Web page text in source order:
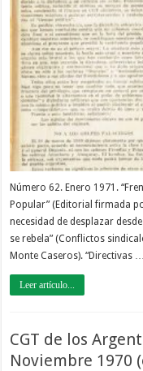
Número 62. Enero 1971.
Popular” (Editorial firmada
necesidad de desplazar
se rebela” (Conflictos
Monte Caseros). “Directivas …
Leer artículo...
CGT de los
Noviembre 1970